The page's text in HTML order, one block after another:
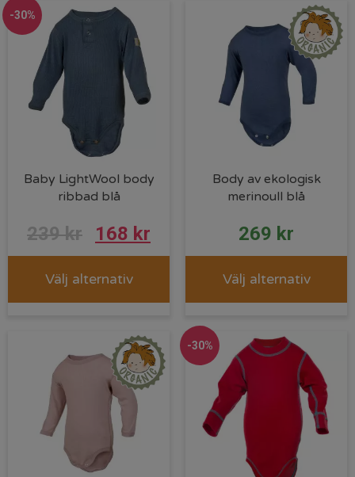
-30%
Baby LightWool body
ribbad blå
239kr 168 kr
Välj alternativ
Body av ekologisk
merinoull blå
269 kr
Välj alternativ
-30%